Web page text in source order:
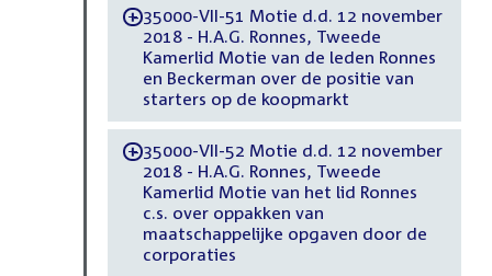
-35000-VII-51 Motie d.d. 12 november
2018 - H.A.G. Ronnes, Tweede
Kamerlid Motie van de leden Ronnes
en Beckerman over de positie van
starters op de koopmarkt
-35000-VII-52 Motie d.d. 12 november
2018 - H.A.G. Ronnes, Tweede
Kamerlid Motie van het lid Ronnes
c.s. over oppakken van
maatschappelijke opgaven door de
corporaties